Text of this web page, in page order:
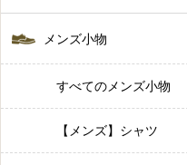
メンズ小物
すべてのメンズ小物
【メンズ】シャツ